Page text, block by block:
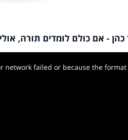
כהן - אם כולם לומדים תורה,
network failed or because the